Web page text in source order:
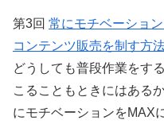
第3回 常にモチベーショ
コンテンツ販売を制す方
どうしても普段作業をす
こることもときにはある
にモチベーションをMAX